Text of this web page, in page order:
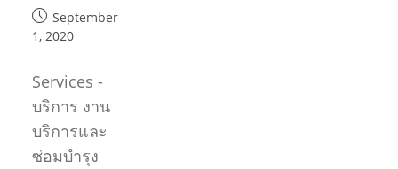
September
1, 2020
Services -
บริการ งาน
บริการและ
ซ่อมบำรุง